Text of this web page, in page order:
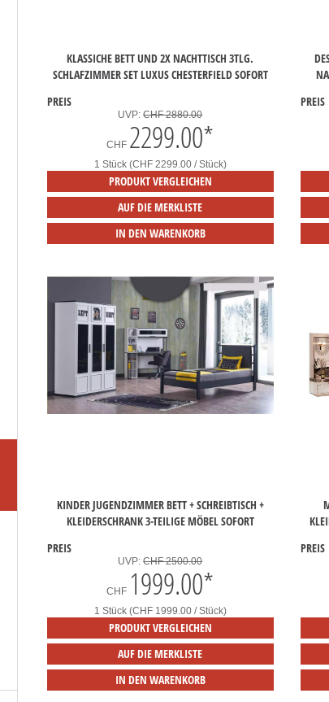
KLASSICHE BETT UND 2X NACHTTISCH 3TLG.
SCHLAFZIMMER SET LUXUS CHESTERFIELD SOFORT
PREIS
UVP:CHF 2880.00
CHF 2299.00*
1 Stück (CHF 2299.00 / Stück)
PRODUKT VERGLEICHEN
AUF DIE MERKLISTE
IN DEN WARENKORB
PREIS
KINDER JUGENDZIMMER BETT + SCHREIBTISCH +
KLEIDERSCHRANK 3-TEILIGE MÖBEL SOFORT
PREIS
UVP:CHF 2500.00
CHF 1999.00*
1 Stück (CHF 1999.00 / Stück)
PRODUKT VERGLEICHEN
AUF DIE MERKLISTE
IN DEN WARENKORB
PREIS